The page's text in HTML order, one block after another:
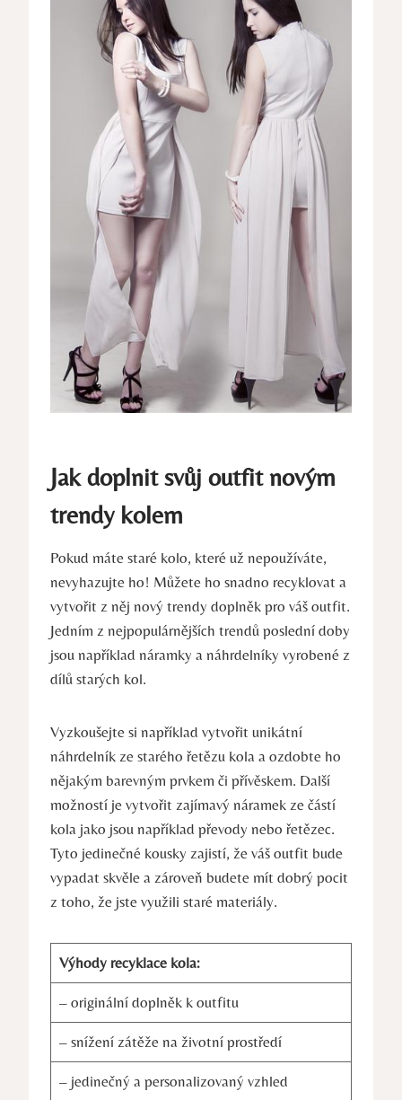
Jak doplnit svůj outfit novým
trendy kolem
Pokud máte staré kolo, které už nepoužíváte,
nevyhazujte ho! Můžete ho snadno recyklovat a
vytvořit z něj nový trendy doplněk pro váš outfit.
Jedním z nejpopulárnějších trendů poslední doby
jsou například náramky a náhrdelníky vyrobené z
dílů starých kol.
Vyzkoušejte si například vytvořit unikátní
náhrdelník ze starého řetězu kola a ozdobte ho
nějakým barevným prvkem či přívěskem. Další
možností je vytvořit zajímavý náramek ze částí
kola jako jsou například převody nebo řetězec.
Tyto jedinečné kousky zajistí, že váš outfit bude
vypadat skvěle a zároveň budete mít dobrý pocit
z toho, že jste využili staré materiály.
Výhody recyklace kola:
– originální doplněk k outfitu
– snížení zátěže na životní prostředí
– jedinečný a personalizovaný vzhled